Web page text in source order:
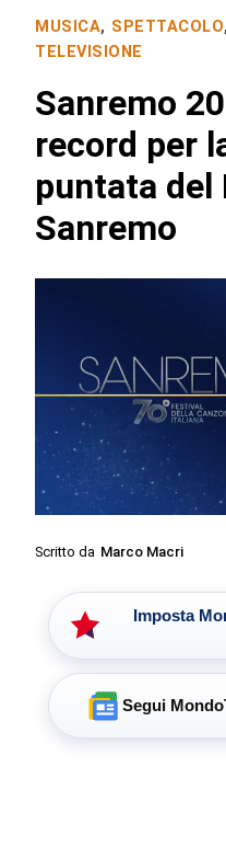
MUSICA, SPETTACOLO,
TELEVISIONE
Sanremo
record per
puntata del
Sanremo
Scritto da Marco Macri
Imposta
Segui